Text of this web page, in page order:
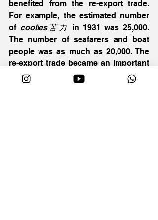
benefited from the re-export trade.
For example, the estimated number
of coolies苦力
in 1931 was 25,000.
The number of seafarers and boat
people was as much as 20,000. The
re-export trade became an important
part of Hong Kong’s economy in the